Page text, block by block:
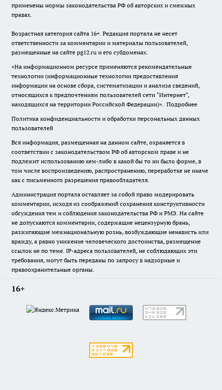
применены нормы законодательства РФ об авторских и смежных
правах.
Возрастная категория сайта 16+. Редакция портала не несет
ответственности за комментарии и материалы пользователей,
размещенные на сайте pg12.ru и его субдоменах.
«На информационном ресурсе применяются рекомендательные
технологии (информационные технологии предоставления
информации на основе сбора, систематизации и анализа сведений,
относящихся к предпочтениям пользователей сети "Интернет",
находящихся на территории Российской Федерации)». Подробнее
Политика конфиденциальности и обработки персональных данных
пользователей
Вся информация, размещенная на данном сайте, охраняется в
соответствии с законодательством РФ об авторском праве и не
подлежит использованию кем-либо в какой бы то ни было форме, в
том числе воспроизведению, распространению, переработке не иначе
как с письменного разрешения правообладателя.
Администрация портала оставляет за собой право модерировать
комментарии, исходя из соображений сохранения конструктивности
обсуждения тем и соблюдения законодательства РФ и РМЭ. На сайте
не допускаются комментарии, содержащие нецензурную брань,
разжигающие межнациональную рознь, возбуждающие ненависть или
вражду, а равно унижение человеческого достоинства, размещение
ссылок не по теме. IP-адреса пользователей, не соблюдающих эти
требования, могут быть переданы по запросу в надзорные и
правоохранительные органы.
16+